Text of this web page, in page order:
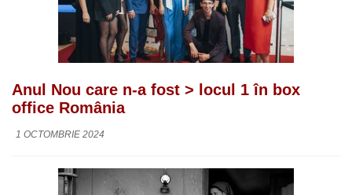
Anul Nou care n-a fost > locul 1 în box
office România
1 OCTOMBRIE 2024